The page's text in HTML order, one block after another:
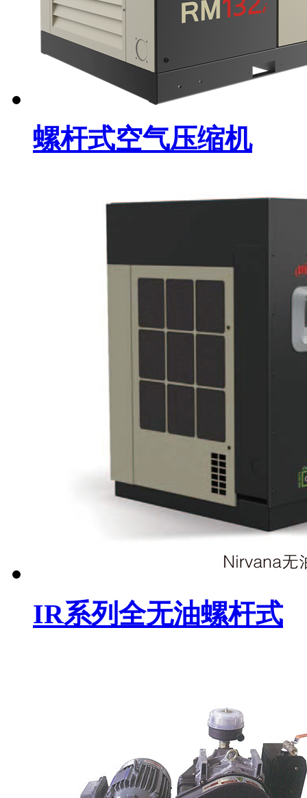
螺杆式空气压缩机
IR系列全无油螺杆式